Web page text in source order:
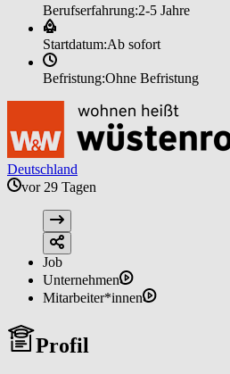
Berufserfahrung:2-5 Jahre
Startdatum:Ab sofort
Befristung:Ohne Befristung
Deutschland
vor 29 Tagen
Job
Unternehmen
Mitarbeiter*innen
Profil